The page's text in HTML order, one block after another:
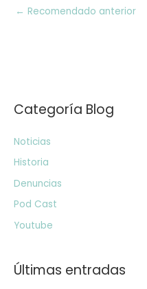
← Recomendado anterior
Categoría Blog
Noticias
Historia
Denuncias
Pod Cast
Youtube
Últimas entradas